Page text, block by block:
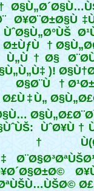
Ù„Ù†Ø§
)!
Ø§Ø¨Ù†
Ø£Ù‡Ù„